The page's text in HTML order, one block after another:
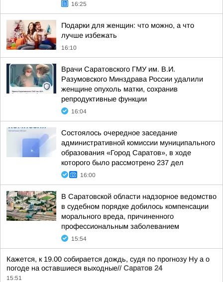
16:25
Подарки для женщин: что можно, а что
лучше избежать
16:10
Врачи Саратовского ГМУ им. В.И.
Разумовского Минздрава России удалили
женщине опухоль матки, сохранив
репродуктивные функции
16:04
Состоялось очередное заседание
административной комиссии муниципального
образования «Город Саратов», в ходе
которого было рассмотрено 237 дел
16:00
В Саратовской области надзорное ведомство
в судебном порядке добилось компенсации
морального вреда, причиненного
профессиональным заболеванием
15:54
Кажется, к 19.00 собирается дождь, судя по прогнозу Ну а о
погоде на оставшиеся выходные// Саратов 24
15:51